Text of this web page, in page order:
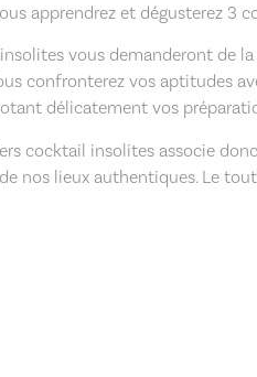
apprendrez et dégusterez 3
vous demanderont de
confronterez vos aptitudes
délicatement vos
cocktail insolites associe
nos lieux authentiques. Le